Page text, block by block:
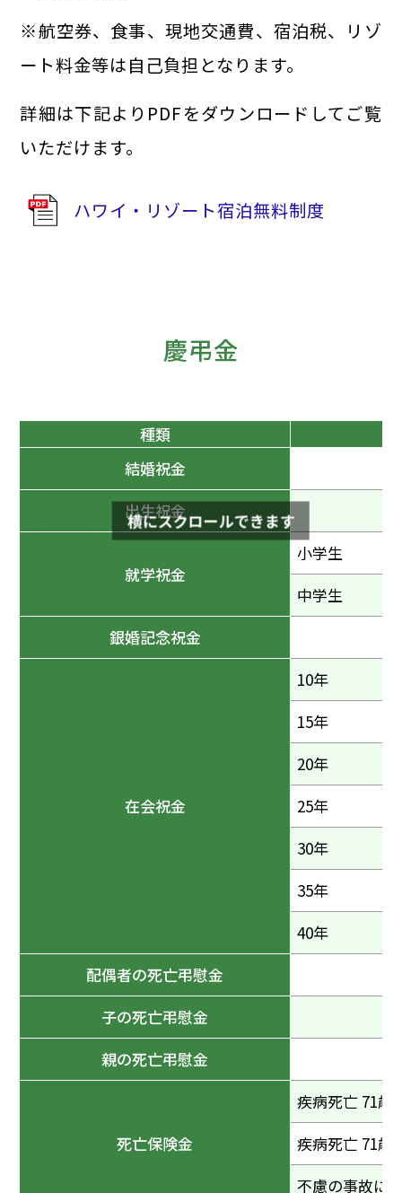
※航空券、食事、現地交通費、宿泊税、リゾ
ート料金等は自己負担となります。
詳細は下記よりPDFをダウンロードしてご覧
いただけます。
ハワイ・リゾート宿泊無料制度
慶弔金
種類
結婚祝金
出生祝金
就学祝金
小学生
中学生
銀婚記念祝金
在会祝金
10年
15年
20年
25年
30年
35年
40年
配偶者の死亡弔慰金
子の死亡弔慰金
親の死亡弔慰金
死亡保険金
疾病死亡 71歳
疾病死亡 71歳
不慮の事故に
横にスクロールできます